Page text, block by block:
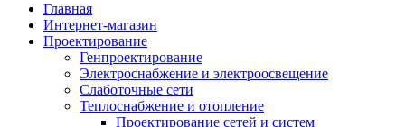
Главная
Интернет-магазин
Проектирование
Генпроектирование
Электроснабжение и электроосвещение
Слаботочные сети
Теплоснабжение и отопление
Проектирование сетей и систем